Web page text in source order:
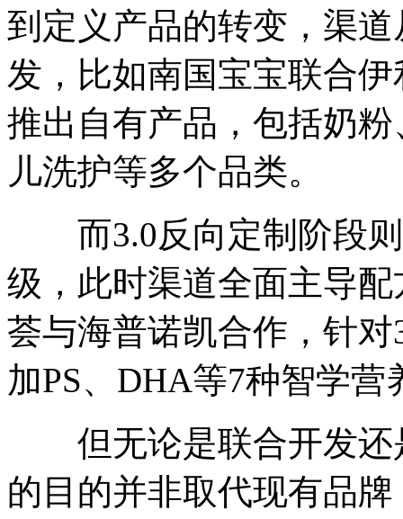
到定义产品的转变，渠
发，比如南国宝宝联合伊
推出自有产品，包括奶
儿洗护等多个品类。
而3.0反向定制阶段则
级，此时渠道全面主导
荟与海普诺凯合作，针
加PS、DHA等7种智学
但无论是联合开发还
的目的并非取代现有品